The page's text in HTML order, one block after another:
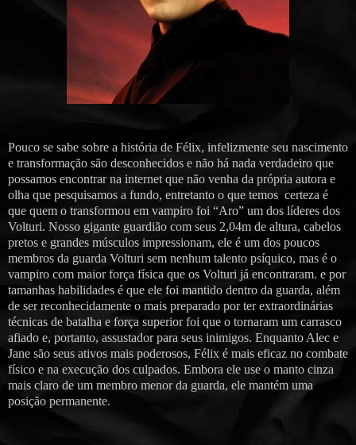
Pouco se sabe sobre a história de Félix, infelizmente seu nascimento
e transformação são desconhecidos e não há nada verdadeiro que
possamos encontrar na internet que não venha da própria autora e
olha que pesquisamos a fundo, entretanto o que temos certeza é
que quem o transformou em vampiro foi “Aro” um dos líderes dos
Volturi. Nosso gigante guardião com seus 2,04m de altura, cabelos
pretos e grandes músculos impressionam, ele é um dos poucos
membros da guarda Volturi sem nenhum talento psíquico, mas é o
vampiro com maior força física que os Volturi já encontraram. e por
tamanhas habilidades é que ele foi mantido dentro da guarda, além
de ser reconhecidamente o mais preparado por ter extraordinárias
técnicas de batalha e força superior foi que o tornaram um carrasco
afiado e, portanto, assustador para seus inimigos. Enquanto Alec e
Jane são seus ativos mais poderosos, Félix é mais eficaz no combate
físico e na execução dos culpados. Embora ele use o manto cinza
mais claro de um membro menor da guarda, ele mantém uma
posição permanente.